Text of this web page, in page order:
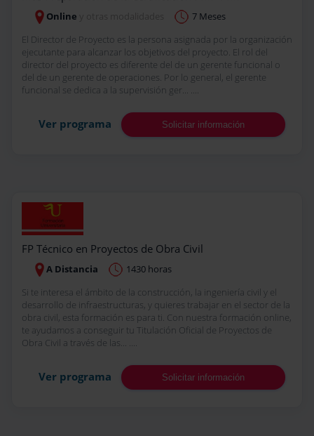
Online
7 Meses
El Director de Proyecto es la persona asignada por la organización
ejecutante para alcanzar los objetivos del proyecto. El rol del
director del proyecto es diferente del de un gerente funcional o
del de un gerente de operaciones. Por lo general, el gerente
funcional se dedica a la supervisión ger... ....
Ver programa Solicitar información
FP Técnico en Proyectos de Obra Civil
A Distancia
1430 horas
Si te interesa el ámbito de la construcción, la ingeniería civil y el
desarrollo de infraestructuras, y quieres trabajar en el sector de la
obra civil, esta formación es para ti. Con nuestra formación online,
te ayudamos a conseguir tu Titulación Oficial de Proyectos de
Obra Civil a través de las... ....
Ver programa Solicitar información